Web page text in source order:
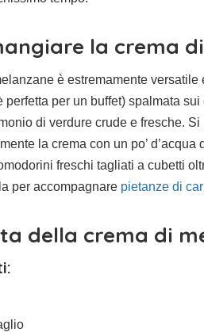
la crema
è estremamente
perfetta per un buffet) spalmata
di verdure crude e fresche.
la crema con un po’ d’acqua
freschi tagliati a cubetti
per accompagnare pietanze di
della crema di